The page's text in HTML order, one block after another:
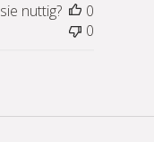
nuttig?
0
0